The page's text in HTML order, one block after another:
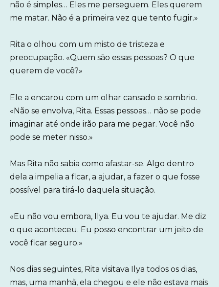
não é simples… Eles me perseguem. Eles querem
me matar. Não é a primeira vez que tento fugir.»
Rita o olhou com um misto de tristeza e
preocupação. «Quem são essas pessoas? O que
querem de você?»
Ele a encarou com um olhar cansado e sombrio.
«Não se envolva, Rita. Essas pessoas… não se pode
imaginar até onde irão para me pegar. Você não
pode se meter nisso.»
Mas Rita não sabia como afastar-se. Algo dentro
dela a impelia a ficar, a ajudar, a fazer o que fosse
possível para tirá-lo daquela situação.
«Eu não vou embora, Ilya. Eu vou te ajudar. Me diz
o que aconteceu. Eu posso encontrar um jeito de
você ficar seguro.»
Nos dias seguintes, Rita visitava Ilya todos os dias,
mas, uma manhã, ela chegou e ele não estava mais